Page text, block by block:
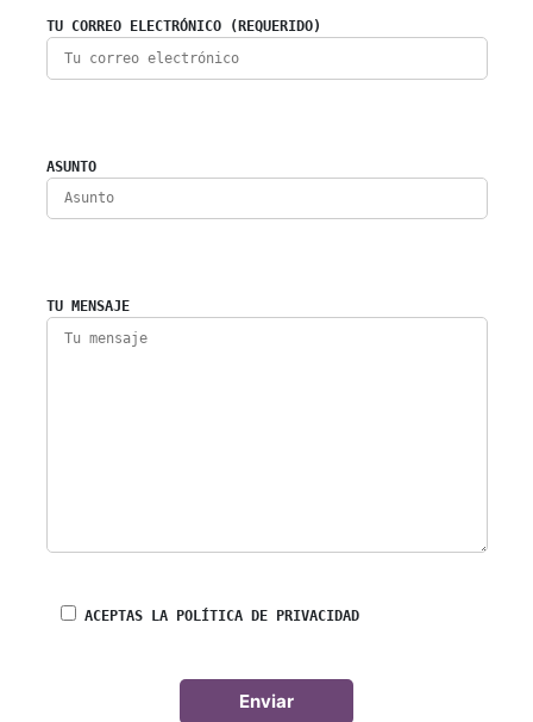
TU CORREO ELECTRÓNICO (REQUERIDO)
ASUNTO
TU MENSAJE
ACEPTAS LA POLÍTICA DE PRIVACIDAD